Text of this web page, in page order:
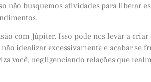
não busquemos atividades para liberar
com Júpiter. Isso pode nos levar a criar
idealizar excessivamente e acabar se
você, negligenciando relações que